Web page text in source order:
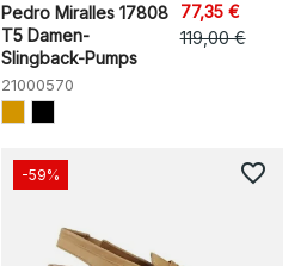
Pedro Miralles 17808
T5 Damen-
Slingback-Pumps
21000570
77,35 €
119,00 €
-59% favorite_border